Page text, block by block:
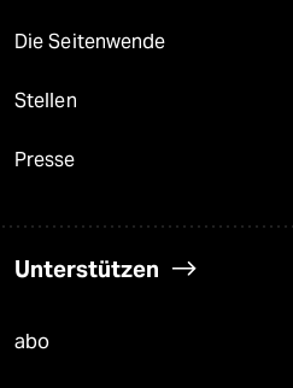
Die Seitenwende
Stellen
Presse
Unterstützen
abo